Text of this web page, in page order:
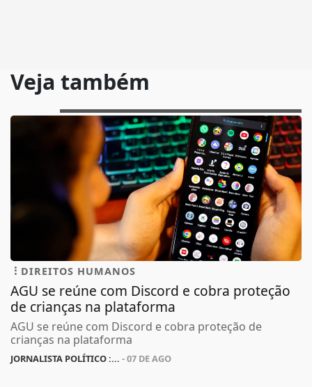
Veja também
DIREITOS HUMANOS
AGU se reúne com Discord e cobra proteção
de crianças na plataforma
AGU se reúne com Discord e cobra proteção de
crianças na plataforma
JORNALISTA POLÍTICO :... - 07 DE AGO